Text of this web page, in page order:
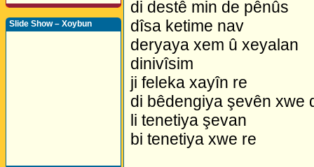
Slide Show – Xoybun
di destê min de pênûs
dîsa ketime nav
deryaya xem û xeyalan
dinivîsim
ji feleka xayîn re
di bêdengiya şevên xwe
li tenetiya şevan
bi tenetiya xwe re